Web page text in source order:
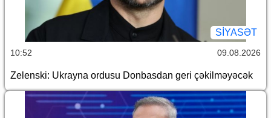
SİYASƏT
10:52 09.08.2026
Zelenski: Ukrayna ordusu Donbasdan geri çəkilməyəcək